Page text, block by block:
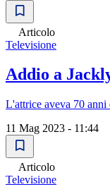
Articolo
Televisione
Addio a
L'attrice aveva 70 anni
11 Mag 2023 - 11:44
Articolo
Televisione